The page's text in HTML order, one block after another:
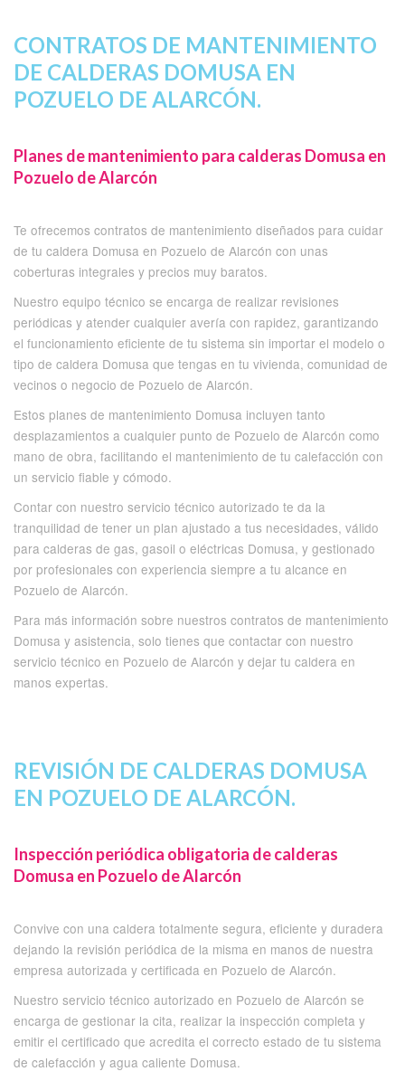
CONTRATOS DE MANTENIMIENTO
DE CALDERAS DOMUSA EN
POZUELO DE ALARCÓN.
Planes de mantenimiento para calderas Domusa en
Pozuelo de Alarcón
Te ofrecemos contratos de mantenimiento diseñados para cuidar
de tu caldera Domusa en Pozuelo de Alarcón con unas
coberturas integrales y precios muy baratos.
Nuestro equipo técnico se encarga de realizar revisiones
periódicas y atender cualquier avería con rapidez, garantizando
el funcionamiento eficiente de tu sistema sin importar el modelo o
tipo de caldera Domusa que tengas en tu vivienda, comunidad de
vecinos o negocio de Pozuelo de Alarcón.
Estos planes de mantenimiento Domusa incluyen tanto
desplazamientos a cualquier punto de Pozuelo de Alarcón como
mano de obra, facilitando el mantenimiento de tu calefacción con
un servicio fiable y cómodo.
Contar con nuestro servicio técnico autorizado te da la
tranquilidad de tener un plan ajustado a tus necesidades, válido
para calderas de gas, gasoil o eléctricas Domusa, y gestionado
por profesionales con experiencia siempre a tu alcance en
Pozuelo de Alarcón.
Para más información sobre nuestros contratos de mantenimiento
Domusa y asistencia, solo tienes que contactar con nuestro
servicio técnico en Pozuelo de Alarcón y dejar tu caldera en
manos expertas.
REVISIÓN DE CALDERAS DOMUSA
EN POZUELO DE ALARCÓN.
Inspección periódica obligatoria de calderas
Domusa en Pozuelo de Alarcón
Convive con una caldera totalmente segura, eficiente y duradera
dejando la revisión periódica de la misma en manos de nuestra
empresa autorizada y certificada en Pozuelo de Alarcón.
Nuestro servicio técnico autorizado en Pozuelo de Alarcón se
encarga de gestionar la cita, realizar la inspección completa y
emitir el certificado que acredita el correcto estado de tu sistema
de calefacción y agua caliente Domusa.